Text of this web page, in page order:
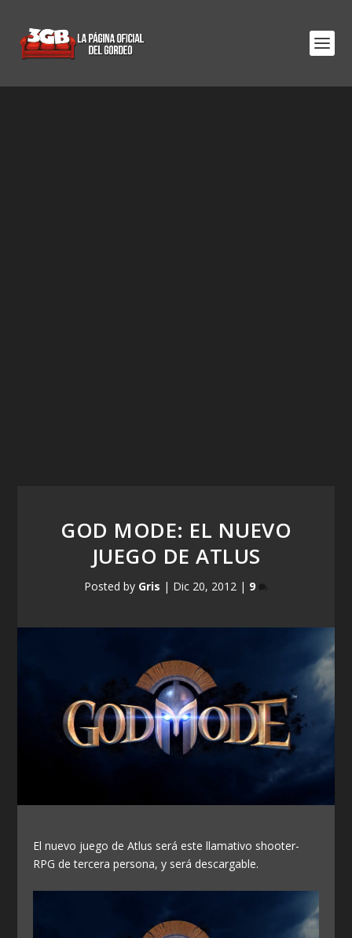
GOD MODE: EL NUEVO
JUEGO DE ATLUS
Posted by Gris | Dic 20, 2012 | 9
El nuevo juego de Atlus será este llamativo shooter-
RPG de tercera persona, y será descargable.